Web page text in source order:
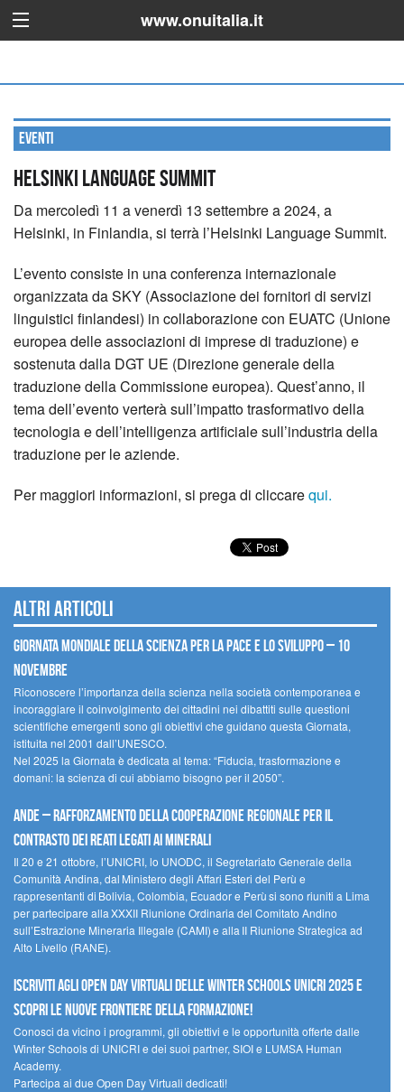
www.onuitalia.it
Eventi
Helsinki Language Summit
Da mercoledì 11 a venerdì 13 settembre a 2024, a
Helsinki, in Finlandia, si terrà l’Helsinki Language Summit.
L’evento consiste in una conferenza internazionale
organizzata da SKY (Associazione dei fornitori di servizi
linguistici finlandesi) in collaborazione con EUATC (Unione
europea delle associazioni di imprese di traduzione) e
sostenuta dalla DGT UE (Direzione generale della
traduzione della Commissione europea). Quest’anno, il
tema dell’evento verterà sull’impatto trasformativo della
tecnologia e dell’intelligenza artificiale sull’industria della
traduzione per le aziende.
Per maggiori informazioni, si prega di cliccarequi.
Altri articoli
Giornata mondiale della scienza per la pace e lo sviluppo – 10
novembre
Riconoscere l’importanza della scienza nella società contemporanea e
incoraggiare il coinvolgimento dei cittadini nei dibattiti sulle questioni
scientifiche emergenti sono gli obiettivi che guidano questa Giornata,
istituita nel 2001 dall’UNESCO.
Nel 2025 la Giornata è dedicata al tema: “Fiducia, trasformazione e
domani: la scienza di cui abbiamo bisogno per il 2050”.
Ande – Rafforzamento della cooperazione regionale per il
contrasto dei reati legati ai minerali
Il 20 e 21 ottobre, l’UNICRI, lo UNODC, il Segretariato Generale della
Comunità Andina, dal Ministero degli Affari Esteri del Perù e
rappresentanti di Bolivia, Colombia, Ecuador e Perù si sono riuniti a Lima
per partecipare alla XXXII Riunione Ordinaria del Comitato Andino
sull’Estrazione Mineraria Illegale (CAMI) e alla II Riunione Strategica ad
Alto Livello (RANE).
Iscriviti agli Open Day Virtuali delle Winter Schools UNICRI 2025 e
scopri le nuove frontiere della formazione!
Conosci da vicino i programmi, gli obiettivi e le opportunità offerte dalle
Winter Schools di UNICRI e dei suoi partner, SIOI e LUMSA Human
Academy.
Partecipa ai due Open Day Virtuali dedicati!